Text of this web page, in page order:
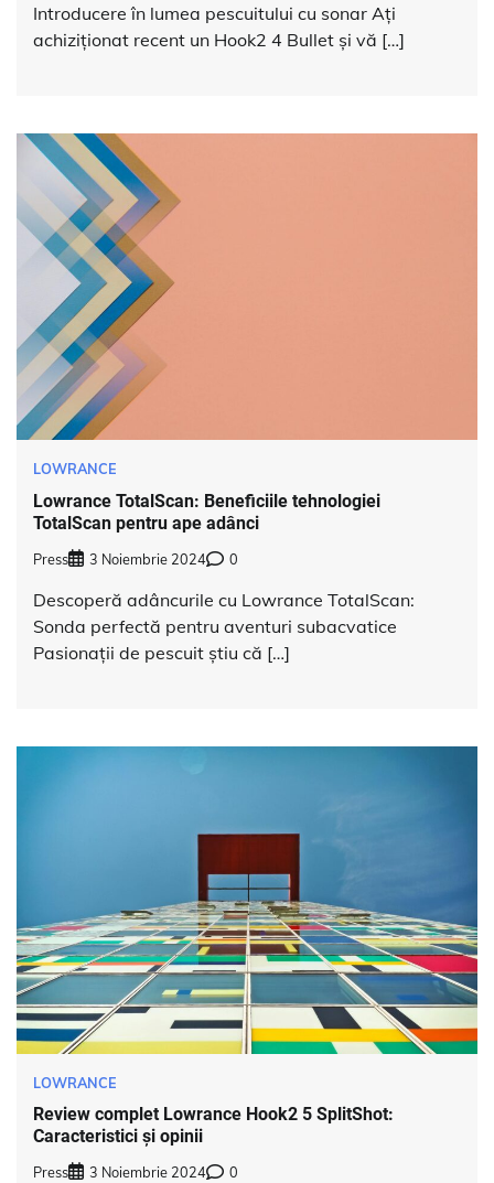
Introducere în lumea pescuitului cu sonar Ați
achiziționat recent un Hook2 4 Bullet și vă […]
LOWRANCE
Lowrance TotalScan: Beneficiile tehnologiei
TotalScan pentru ape adânci
Press 3 Noiembrie 2024 0
Descoperă adâncurile cu Lowrance TotalScan:
Sonda perfectă pentru aventuri subacvatice
Pasionații de pescuit știu că […]
LOWRANCE
Review complet Lowrance Hook2 5 SplitShot:
Caracteristici și opinii
Press 3 Noiembrie 2024 0